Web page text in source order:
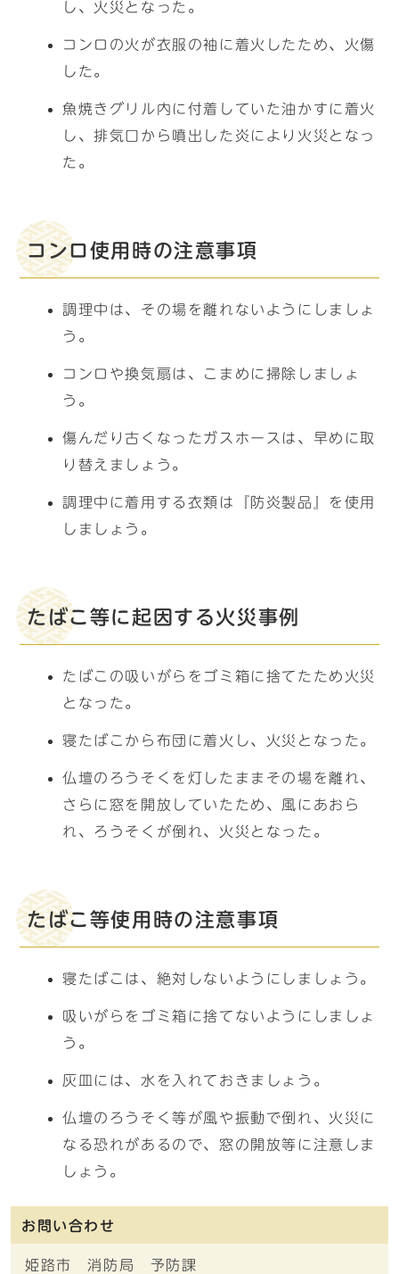
し、火災となった。
コンロの火が衣服の袖に着火したため、火傷
した。
魚焼きグリル内に付着していた油かすに着火
し、排気口から噴出した炎により火災となっ
た。
コンロ使用時の注意事項
調理中は、その場を離れないようにしましょ
う。
コンロや換気扇は、こまめに掃除しましょ
う。
傷んだり古くなったガスホースは、早めに取
り替えましょう。
調理中に着用する衣類は『防炎製品』を使用
しましょう。
たばこ等に起因する火災事例
たばこの吸いがらをゴミ箱に捨てたため火災
となった。
寝たばこから布団に着火し、火災となった。
仏壇のろうそくを灯したままその場を離れ、
さらに窓を開放していたため、風にあおら
れ、ろうそくが倒れ、火災となった。
たばこ等使用時の注意事項
寝たばこは、絶対しないようにしましょう。
吸いがらをゴミ箱に捨てないようにしましょ
う。
灰皿には、水を入れておきましょう。
仏壇のろうそく等が風や振動で倒れ、火災に
なる恐れがあるので、窓の開放等に注意しま
しょう。
お問い合わせ
姫路市 消防局 予防課